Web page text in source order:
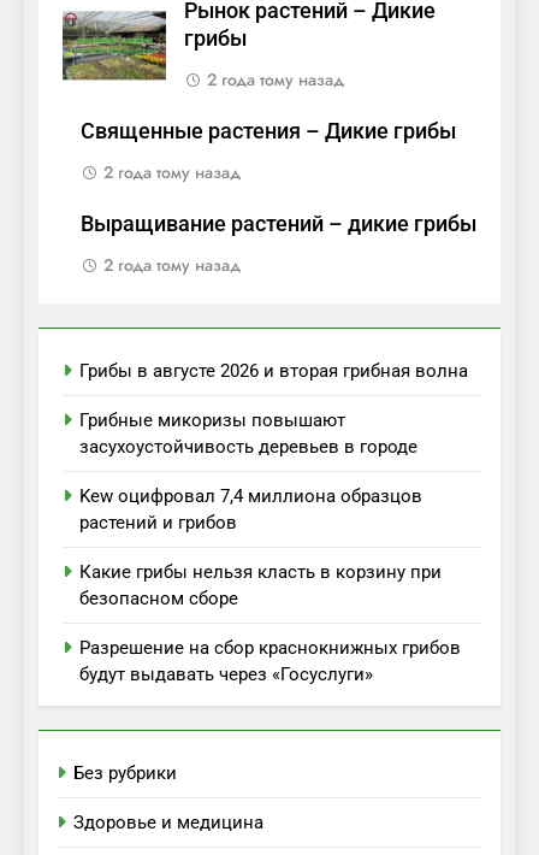
Рынок растений – Дикие
грибы
2 года тому назад
Священные растения – Дикие грибы
2 года тому назад
Выращивание растений – дикие грибы
2 года тому назад
Грибы в августе 2026 и вторая грибная волна
Грибные микоризы повышают
засухоустойчивость деревьев в городе
Kew оцифровал 7,4 миллиона образцов
растений и грибов
Какие грибы нельзя класть в корзину при
безопасном сборе
Разрешение на сбор краснокнижных грибов
будут выдавать через «Госуслуги»
Без рубрики
Здоровье и медицина